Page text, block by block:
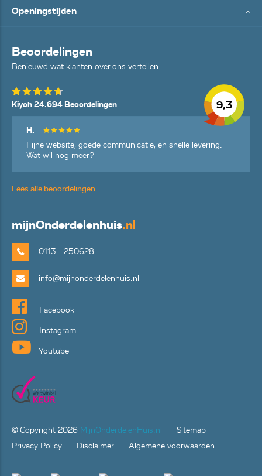
Openingstijden
Beoordelingen
Benieuwd wat klanten over ons vertellen
9,3
Kiyoh 24.694 Beoordelingen
H.
Fijne website, goede communicatie, en snelle levering.
Wat wil nog meer?
Lees alle beoordelingen
mijnOnderdelenhuis.nl
0113 - 250628
info@mijnonderdelenhuis.nl
Facebook
Instagram
Youtube
© Copyright 2026 MijnOnderdelenHuis.nl
Sitemap
Privacy Policy
Disclaimer Algemene voorwaarden